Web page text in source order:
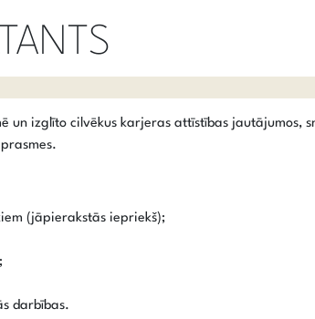
un izglīto cilvēkus karjeras attīstības jautājumos,
(jāpierakstās iepriekš);
darbības.